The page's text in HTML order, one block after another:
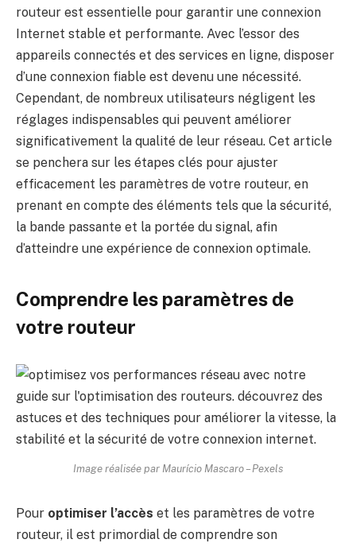
routeur est essentielle pour garantir une connexion
Internet stable et performante. Avec l’essor des
appareils connectés et des services en ligne, disposer
d’une connexion fiable est devenu une nécessité.
Cependant, de nombreux utilisateurs négligent les
réglages indispensables qui peuvent améliorer
significativement la qualité de leur réseau. Cet article
se penchera sur les étapes clés pour ajuster
efficacement les paramètres de votre routeur, en
prenant en compte des éléments tels que la sécurité,
la bande passante et la portée du signal, afin
d’atteindre une expérience de connexion optimale.
Comprendre les paramètres de
votre routeur
Image réalisée par Maurício Mascaro – Pexels
Pour optimiser l’accès et les paramètres de votre
routeur, il est primordial de comprendre son